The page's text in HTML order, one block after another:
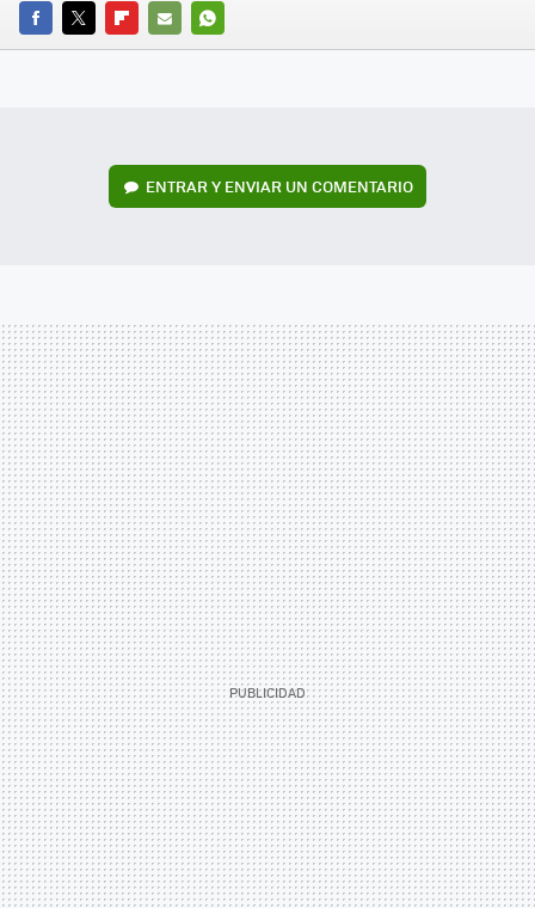
FACEBOOK
TWITTERFLIPBOARD
E-
WHATSAPP
ENTRAR Y ENVIAR UN COMENTARIO